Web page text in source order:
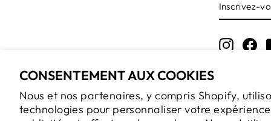
CONSENTEMENT AUX COOKIES
Nous et nos partenaires, y compris Shopify,
technologies pour personnaliser votre
VOUS
À